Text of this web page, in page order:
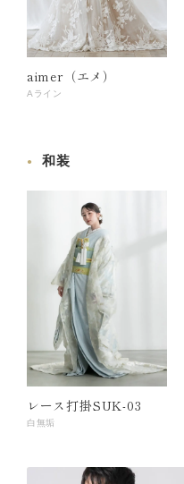
aimer（エメ）
Aライン
和装
レース打掛SUK-03
白無垢